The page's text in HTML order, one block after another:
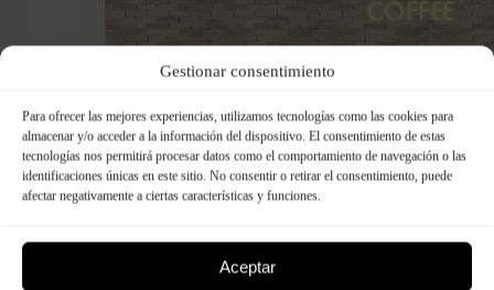
Gestionar consentimiento
Para ofrecer las mejores experiencias, utilizamos tecnologías como las cookies para
almacenar y/o acceder a la información del dispositivo. El consentimiento de estas
tecnologías nos permitirá procesar datos como el comportamiento de navegación o las
identificaciones únicas en este sitio. No consentir o retirar el consentimiento, puede
afectar negativamente a ciertas características y funciones.
Aceptar